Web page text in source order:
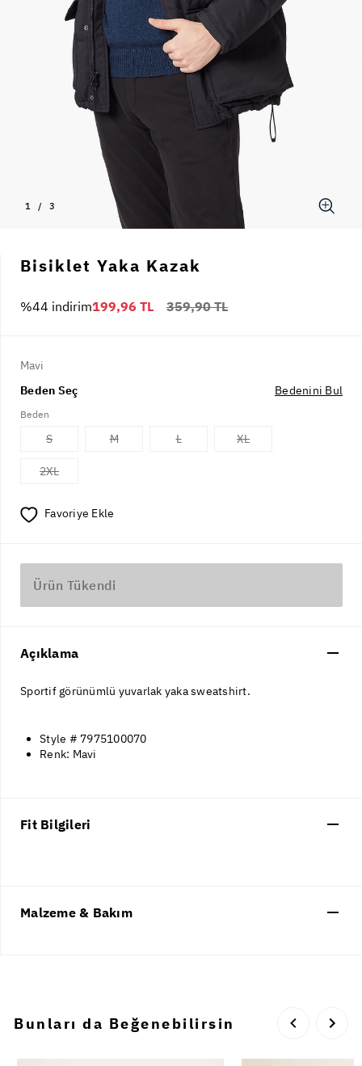
1 / 3
Bisiklet Yaka Kazak
359,90 TL
%44 indirim199,96 TL
Mavi
Beden Seç
Bedenini Bul
Beden
S M L XL
2XL
Favoriye Ekle
Ürün Tükendi
Açıklama
Sportif görünümlü yuvarlak yaka sweatshirt.
Style # 7975100070
Renk: Mavi
Fit Bilgileri
Malzeme & Bakım
Bunları da Beğenebilirsin